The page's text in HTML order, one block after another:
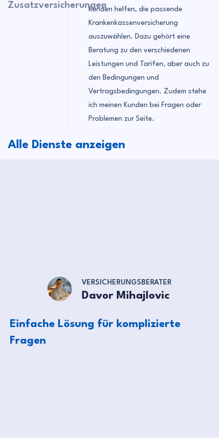
ZusatzversicherungenKunden helfen, die passende
Krankenkassenversicherung
auszuwählen. Dazu gehört eine
Beratung zu den verschiedenen
Leistungen und Tarifen, aber auch zu
den Bedingungen und
Vertragsbedingungen. Zudem stehe
ich meinen Kunden bei Fragen oder
Problemen zur Seite.
Alle Dienste anzeigen
VERSICHERUNGSBERATER
Davor Mihajlovic
Einfache Lösung für komplizierte
Fragen